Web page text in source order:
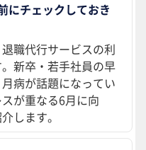
にチェックしておき
職代行サービスの利
新卒・若手社員の早
病が話題になってい
が重なる6月に向
します。